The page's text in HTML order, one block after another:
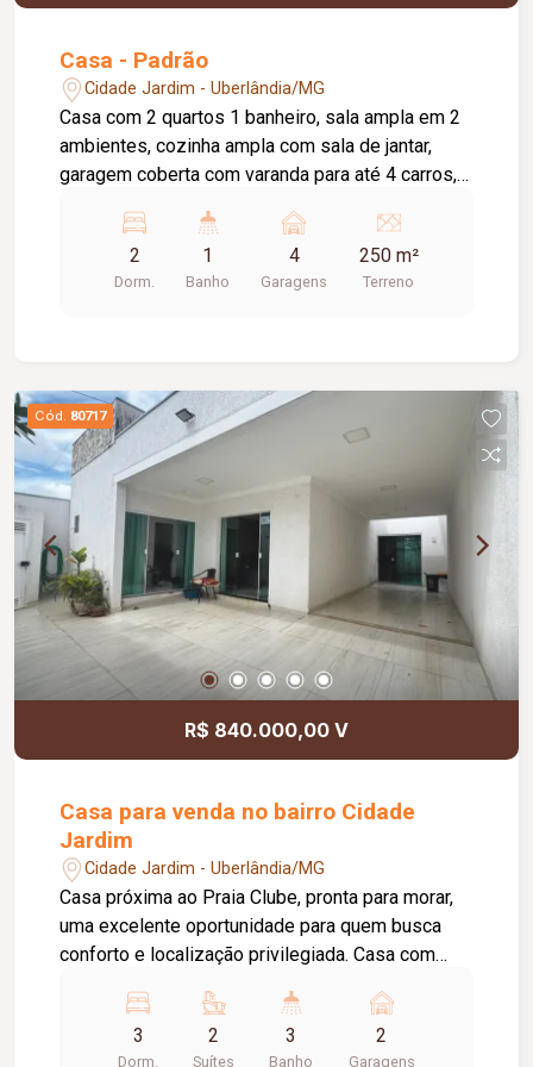
Casa - Padrão
Cidade Jardim - Uberlândia/MG
Casa com 2 quartos 1 banheiro, sala ampla em 2
ambientes, cozinha ampla com sala de jantar,
garagem coberta com varanda para até 4 carros, e
2
Dorm.
1
Banho
4
Garagens
250 m²
Terreno
Cód. 80717
R$ 840.000,00 V
Casa para venda no bairro Cidade
Jardim
Cidade Jardim - Uberlândia/MG
Casa próxima ao Praia Clube, pronta para morar,
uma excelente oportunidade para quem busca
conforto e localização privilegiada. Casa com
sendo 02 suítes espaçosas; Armários planejados
3
Dorm.
2
Suítes
3
Banho
2
Garagens